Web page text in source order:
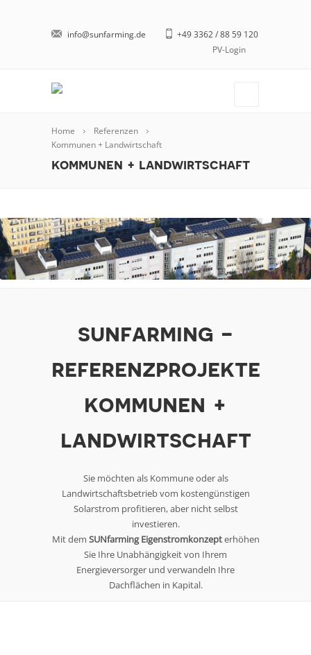
info@sunfarming.de
+49 3362 / 88 59 120
PV-Login
Home
Referenzen
Kommunen + Landwirtschaft
kommunen + landwirtschaft
sunfarming -
referenzprojekte
kommunen +
landwirtschaft
Sie möchten als Kommune oder als
Landwirtschaftsbetrieb vom kostengünstigen
Solarstrom profitieren, aber nicht selbst
investieren.
Mit dem SUNfarming Eigenstromkonzepterhöhen
Sie Ihre Unabhängigkeit von Ihrem
Energieversorger und verwandeln Ihre
Dachflächen in Kapital.